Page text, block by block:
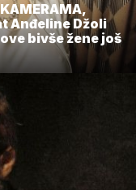
KAMERAMA,
Anđeline Džoli
bivše žene još